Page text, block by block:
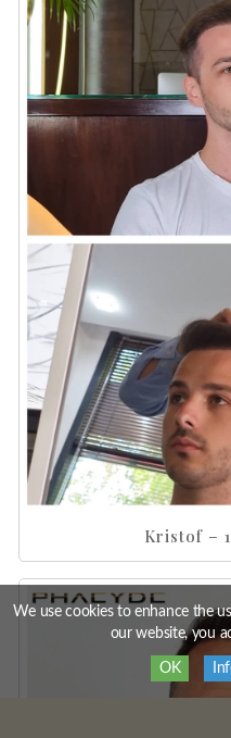
Kristof –
We use cookies to enhance the
our website, you
OK